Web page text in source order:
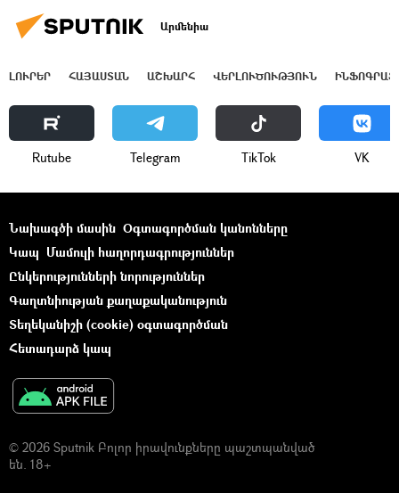
Արմենիա
ԼՈՒՐԵՐ ՀԱՅԱՍՏԱՆ ԱՇԽԱՐՀ ՎԵՐԼՈՒԾՈՒԹՅՈՒՆ
Rutube Telegram ТikТоk VK
Նախագծի մասին Օգտագործման կանոնները
Կապ Մամուլի հաղորդագրություններ
Ընկերությունների նորություններ
Գաղտնիության քաղաքականություն
Տեղեկանիշի (cookie) օգտագործման
Հետադարձ կապ
© 2026 Sputnik Բոլոր իրավունքները պաշտպանված
են. 18+